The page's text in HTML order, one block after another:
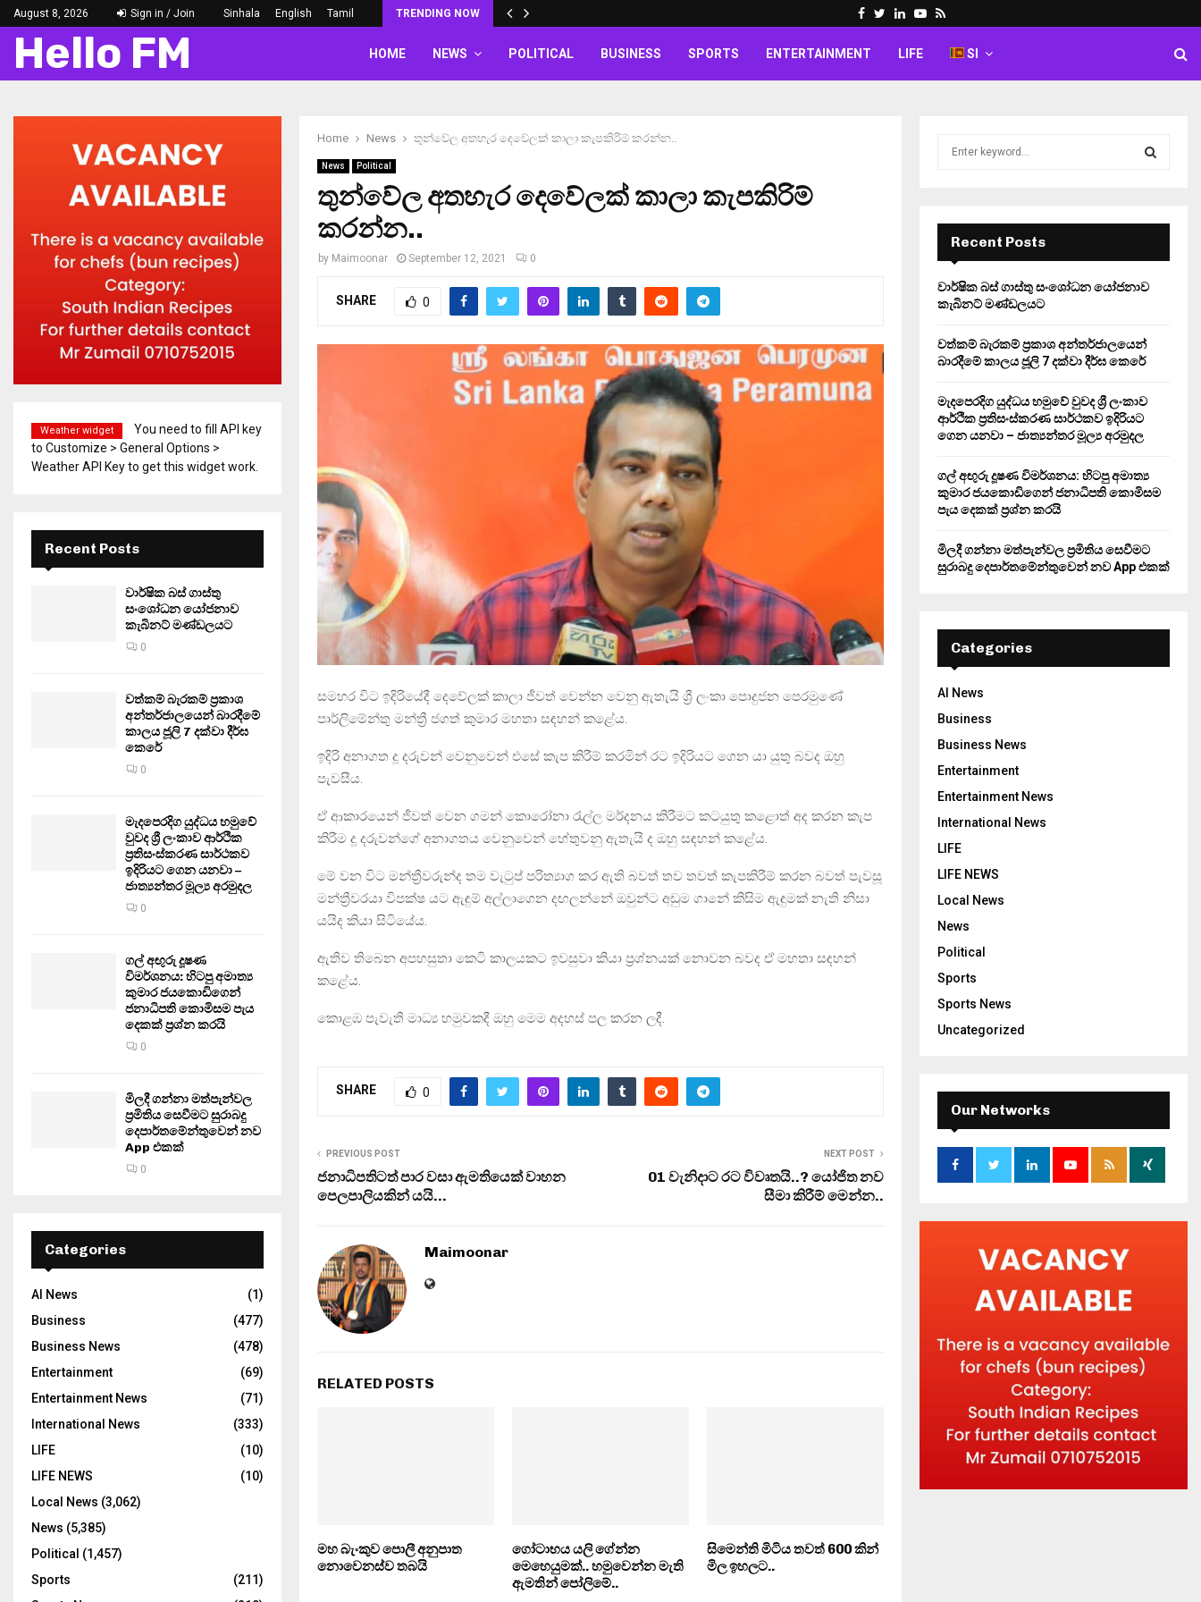
August 8, 2026 Sign in / Join Sinhala English Tamil TRENDING NOW Facebook
Twitter
LinkedinYoutube
Rss
Hello FM HOME NEWS POLITICAL BUSINESS SPORTS ENTERTAINMENT LIFE SI
Home News තුන්වේල අතහැර දෙවේලක් කාලා කැපකිරිම් කරන්න..
News Political
තුන්වේල අතහැර දෙවේලක් කාලා කැපකිරිම්
කරන්න..
by Maimoonar September 12, 2021 0
SHARE 0
සමහර විට ඉදිරියේදී දෙවේලක් කාලා ජීවත් වෙන්න වෙනු ඇතැයි ශ්‍රී ලංකා පොදුජන පෙරමුණේ
පාර්ලිමේන්තු මන්ත්‍රී ජගත් කුමාර මහතා සඳහන් කළේය.
ඉදිරි අනාගත දූ දරුවන් වෙනුවෙන් එසේ කැප කිරීම් කරමින් රට ඉදිරියට ගෙන යා යුතු බවද ඔහු
පැවසීය.
ඒ ආකාරයෙන් ජීවත් වෙන ගමන් කොරෝනා රැල්ල මර්දනය කිරීමට කටයුතු කළොත් අද කරන කැප
කිරීම දූ දරුවන්ගේ අනාගතය වෙනුවෙන් හේතුවනු ඇතැයි ද ඔහු සඳහන් කළේය.
මේ වන විට මන්ත්‍රීවරුන්ද තම වැටුප් පරිත්‍යාග කර ඇති බවත් තව තවත් කැපකිරීම් කරන බවත් පැවසූ
මන්ත්‍රීවරයා විපක්ෂ යට ඇඳුම් අල්ලාගෙන දඟලන්නේ ඔවුන්ට අඩුම ගානේ කිසිම ඇඳුමක් නැති නිසා
යයිද කියා සිටියේය.
ඇතිව තිබෙන අපහසුතා කෙටි කාලයකට ඉවසුවා කියා ප්‍රශ්නයක් නොවන බවද ඒ මහතා සඳහන්
කළේය.
කොළඹ පැවැති මාධ්‍ය හමුවකදී ඔහු මෙම අදහස් පල කරන ලදී.
SHARE 0
PREVIOUS POST
ජනාධිපතිටත් පාර වසා ඇමතියෙක් වාහන
පෙලපාලියකින් යයි…
NEXT POST
01 වැනිදාට රට විවෘතයි..? යෝජිත නව
සීමා කිරීම් මෙන්න..
Maimoonar
RELATED POSTS
මහ බැංකුව පොලී අනුපාත
නොවෙනස්ව තබයි
ගෝටාභය යලි ගේන්න
මෙහෙයුමක්.. හමුවෙන්න මැති
ඇමතින් පෝලිමේ..
සිමෙන්ති මිටිය තවත් 600 කින්
මිල ඉහලට..
Weather widget
You need to fill API key
to Customize > General Options >
Weather API Key to get this widget work.
Recent Posts
වාර්ෂික බස් ගාස්තු
සංශෝධන යෝජනාව
කැබිනට් මණ්ඩලයට
0
වත්කම් බැරකම් ප්‍රකාශ
අන්තර්ජාලයෙන් බාරදීමේ
කාලය ජූලි 7 දක්වා දීර්ඝ
කෙරේ
0
මැදපෙරදිග යුද්ධය හමුවේ
වුවද ශ්‍රී ලංකාව ආර්ථික
ප්‍රතිසංස්කරණ සාර්ථකව
ඉදිරියට ගෙන යනවා –
ජාත්‍යන්තර මූල්‍ය අරමුදල
0
ගල් අඟුරු දූෂණ
විමර්ශනය: හිටපු අමාත්‍ය
කුමාර ජයකොඩිගෙන්
ජනාධිපති කොමිසම පැය
දෙකක් ප්‍රශ්න කරයි
0
මිලදී ගන්නා මත්පැන්වල
ප්‍රමිතිය සෙවීමට සුරාබදු
දෙපාර්තමේන්තුවෙන් නව
App එකක්
0
Categories
AI News
(1)
Business
(477)
Business News
(478)
Entertainment
(69)
Entertainment News
(71)
International News
(333)
LIFE
(10)
LIFE NEWS
(10)
Local News (3,062)
News (5,385)
Political (1,457)
Sports
(211)
r
:
E
A
R
H
Recent Posts
වාර්ෂික බස් ගාස්තු සංශෝධන යෝජනාව
කැබිනට් මණ්ඩලයට
වත්කම් බැරකම් ප්‍රකාශ අන්තර්ජාලයෙන්
බාරදීමේ කාලය ජූලි 7 දක්වා දීර්ඝ කෙරේ
මැදපෙරදිග යුද්ධය හමුවේ වුවද ශ්‍රී ලංකාව
ආර්ථික ප්‍රතිසංස්කරණ සාර්ථකව ඉදිරියට
ගෙන යනවා – ජාත්‍යන්තර මූල්‍ය අරමුදල
ගල් අඟුරු දූෂණ විමර්ශනය: හිටපු අමාත්‍ය
කුමාර ජයකොඩිගෙන් ජනාධිපති කොමිසම
පැය දෙකක් ප්‍රශ්න කරයි
මිලදී ගන්නා මත්පැන්වල ප්‍රමිතිය සෙවීමට
සුරාබදු දෙපාර්තමේන්තුවෙන් නව App එකක්
Categories
AI News
Business
Business News
Entertainment
Entertainment News
International News
LIFE
LIFE NEWS
Local News
News
Political
Sports
Sports News
Uncategorized
Our Networks